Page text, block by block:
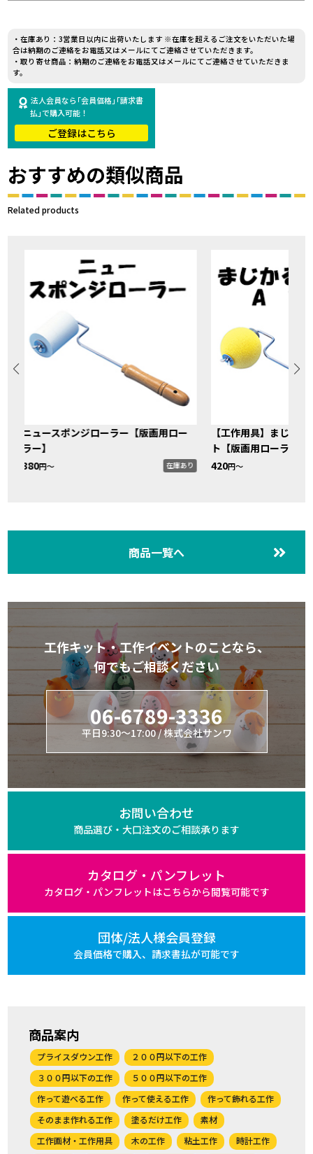
・在庫あり：3営業日以内に出荷いたします ※在庫を超えるご注文をいただいた場
合は納期のご連絡をお電話又はメールにてご連絡させていただきます。
・取り寄せ商品：納期のご連絡をお電話又はメールにてご連絡させていただきま
す。
法人会員なら｢会員価格｣｢請求書
払｣で購入可能！
ご登録はこちら
おすすめの類似商品
Related products
ニュースポンジローラー【版画用ロー
ラー】
380円〜 在庫あり
【工作用具】まじか
ト【版画用ローラー】
420円〜
商品一覧へ
工作キット・工作イベントのことなら、
何でもご相談ください
06-6789-3336
平日9:30～17:00 / 株式会社サンワ
お問い合わせ
商品選び・大口注文のご相談承ります
カタログ・パンフレット
カタログ・パンフレットはこちらから閲覧可能です
団体/法人様会員登録
会員価格で購入、 請求書払が可能です
商品案内
プライスダウン工作
２００円以下の工作
３００円以下の工作
５００円以下の工作
作って遊べる工作
作って使える工作
作って飾れる工作
そのまま作れる工作
塗るだけ工作
素材
工作画材・工作用具
木の工作 粘土工作
時計工作